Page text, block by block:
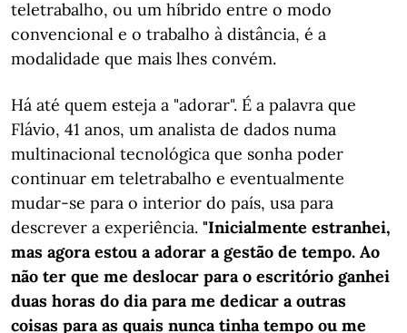
teletrabalho, ou um híbrido entre o modo
convencional e o trabalho à distância, é a
modalidade que mais lhes convém.
Há até quem esteja a "adorar". É a palavra que
Flávio, 41 anos, um analista de dados numa
multinacional tecnológica que sonha poder
continuar em teletrabalho e eventualmente
mudar-se para o interior do país, usa para
descrever a experiência. "Inicialmente estranhei,
mas agora estou a adorar a gestão de tempo. Ao
não ter que me deslocar para o escritório ganhei
duas horas do dia para me dedicar a outras
coisas para as quais nunca tinha tempo ou me